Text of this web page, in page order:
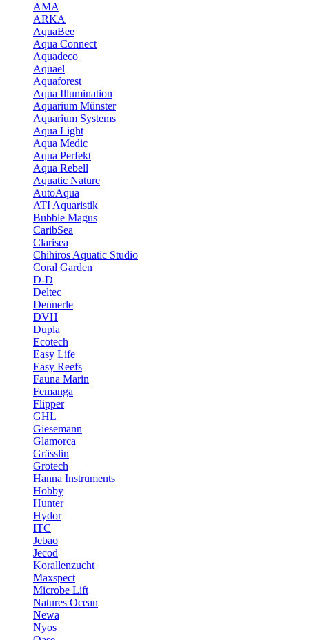
AMA
ARKA
AquaBee
Aqua Connect
Aquadeco
Aquael
Aquaforest
Aqua Illumination
Aquarium Münster
Aquarium Systems
Aqua Light
Aqua Medic
Aqua Perfekt
Aqua Rebell
Aquatic Nature
AutoAqua
ATI Aquaristik
Bubble Magus
CaribSea
Clarisea
Chihiros Aquatic Studio
Coral Garden
D-D
Deltec
Dennerle
DVH
Dupla
Ecotech
Easy Life
Easy Reefs
Fauna Marin
Femanga
Flipper
GHL
Giesemann
Glamorca
Grässlin
Grotech
Hanna Instruments
Hobby
Hunter
Hydor
ITC
Jebao
Jecod
Korallenzucht
Maxspect
Microbe Lift
Natures Ocean
Newa
Nyos